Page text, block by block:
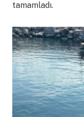
tamamladı.